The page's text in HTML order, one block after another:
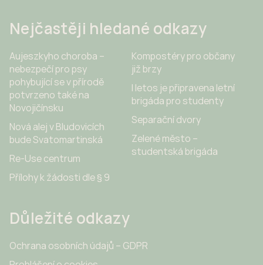
Nejčastěji hledané odkazy
Aujeszkyho choroba –
nebezpečí pro psy
pohybující se v přírodě
potvrzeno také na
Novojičínsku
Nová alej v Bludovicích
bude Svatomartinská
Re-Use centrum
Přílohy k žádosti dle § 9
Kompostéry pro občany
již brzy
I letos je připravena letní
brigáda pro studenty
Separační dvory
Zelené město –
studentská brigáda
Důležité odkazy
Ochrana osobních údajů – GDPR